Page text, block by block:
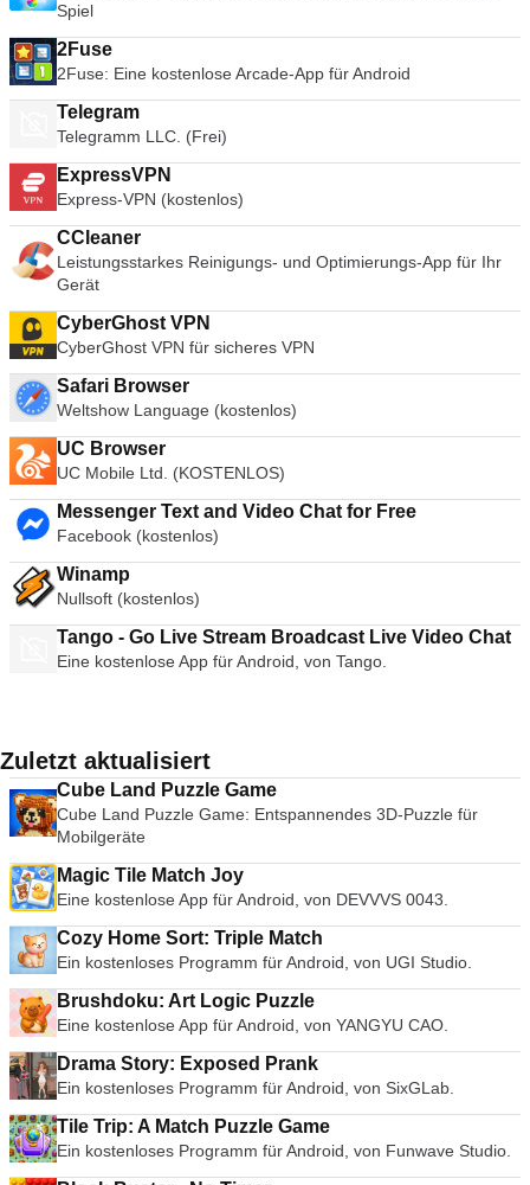
Spiel
2Fuse
2Fuse: Eine kostenlose Arcade-App für Android
Telegram
Telegramm LLC. (Frei)
ExpressVPN
Express-VPN (kostenlos)
CCleaner
Leistungsstarkes Reinigungs- und Optimierungs-App für Ihr
Gerät
CyberGhost VPN
CyberGhost VPN für sicheres VPN
Safari Browser
Weltshow Language (kostenlos)
UC Browser
UC Mobile Ltd. (KOSTENLOS)
Messenger Text and Video Chat for Free
Facebook (kostenlos)
Winamp
Nullsoft (kostenlos)
Tango - Go Live Stream Broadcast Live Video Chat
Eine kostenlose App für Android, von Tango.
Zuletzt aktualisiert
Cube Land Puzzle Game
Cube Land Puzzle Game: Entspannendes 3D-Puzzle für
Mobilgeräte
Magic Tile Match Joy
Eine kostenlose App für Android, von DEVVVS 0043.
Cozy Home Sort: Triple Match
Ein kostenloses Programm für Android, von UGI Studio.
Brushdoku: Art Logic Puzzle
Eine kostenlose App für Android, von YANGYU CAO.
Drama Story: Exposed Prank
Ein kostenloses Programm für Android, von SixGLab.
Tile Trip: A Match Puzzle Game
Ein kostenloses Programm für Android, von Funwave Studio.